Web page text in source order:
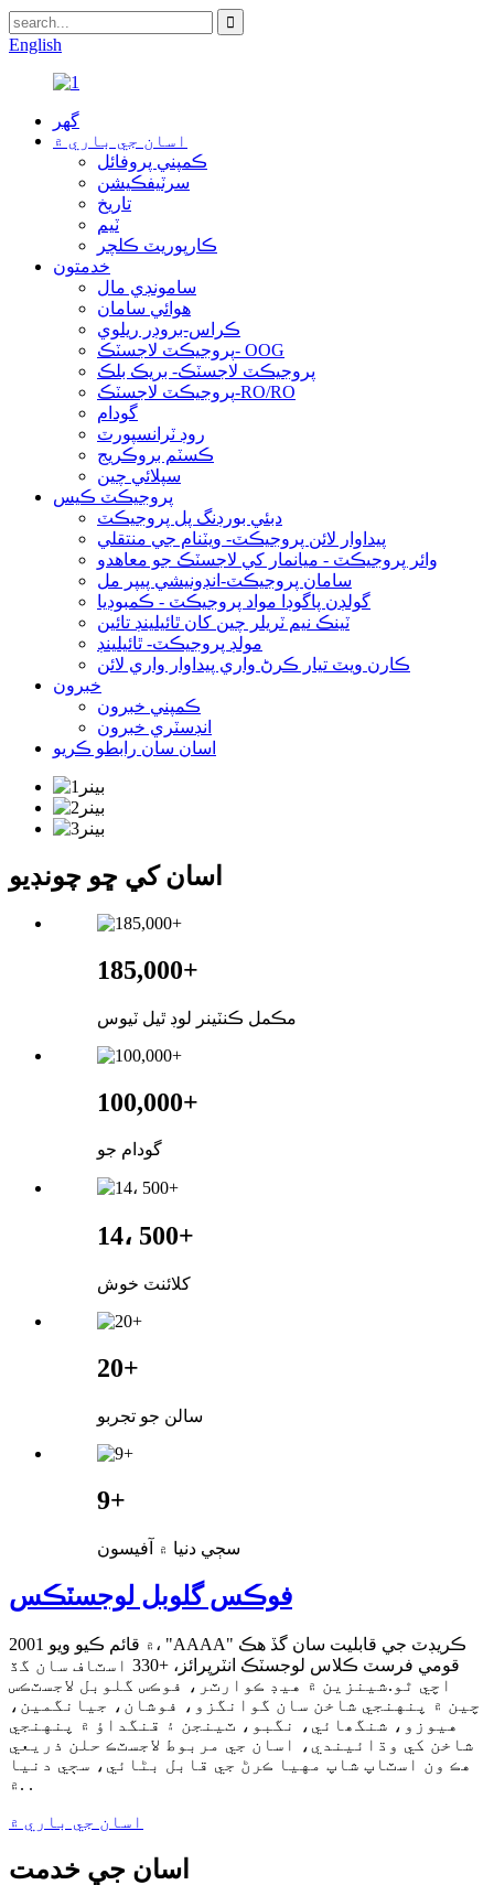
English
گهر
اسان جي باري ۾
ڪمپني پروفائل
سرٽيفڪيشن
تاريخ
ٽيم
ڪارپوريٽ ڪلچر
خدمتون
سامونڊي مال
هوائي سامان
ڪراس-بروڊر ريلوي
پروجيڪٽ لاجسٽڪ- OOG
پروجيڪٽ لاجسٽڪ- بريڪ بلڪ
پروجيڪٽ لاجسٽڪ-RO/RO
گودام
روڊ ٽرانسپورٽ
ڪسٽم بروڪريج
سپلائي چين
پروجيڪٽ ڪيس
دبئي بورڊنگ پل پروجيڪٽ
پيداوار لائن پروجيڪٽ- ويٽنام جي منتقلي
وائر پروجيڪٽ - ميانمار کي لاجسٽڪ جو معاهدو
سامان پروجيڪٽ-انڊونيشي پيپر مل
گولڊن پاگوڊا مواد پروجيڪٽ - ڪمبوڊيا
ٽينڪ نيم ٽريلر چين کان ٿائيلينڊ تائين
مولڊ پروجيڪٽ- ٿائيلينڊ
ڪارن ويٽ تيار ڪرڻ واري پيداوار واري لائن
خبرون
ڪمپني خبرون
انڊسٽري خبرون
اسان سان رابطو ڪريو
اسان کي ڇو چونڊيو
185,000+
مڪمل ڪنٽينر لوڊ ٿيل ٽيوس
100,000+
گودام جو
14، 500+
کلائنٽ خوش
20+
سالن جو تجربو
9+
سڄي دنيا ۾ آفيسون
فوڪس گلوبل لوجسٽڪس
2001 ۾ قائم ڪيو ويو، "AAAA" ڪريڊٽ جي قابليت سان گڏ هڪ
قومي فرسٽ ڪلاس لوجسٽڪ انٽرپرائز، +330 اسٽاف سان گڏ
اچي ٿو.شينزين ۾ هيڊ ڪوارٽر، فوڪس گلوبل لاجسٽڪس
چين ۾ پنهنجي شاخن سان گوانگزو، فوشان، جيانگمين،
هيوزو، شنگھائي، نگبو، ٽينجن ۽ قنگداؤ ۾ پنهنجي
شاخن کي وڌائيندي، اسان جي مربوط لاجسٽڪ حلن ذريعي
هڪ ون اسٽاپ شاپ مهيا ڪرڻ جي قابل بڻائي، سڄي دنيا
۾. .
اسان جي باري ۾
اسان جي خدمت